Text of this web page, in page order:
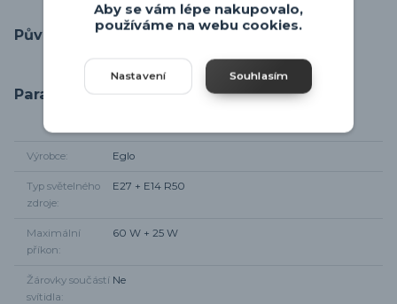
Původ zboží
Parametry
Výrobce Eglo
Typ světelného
zdroje
E27 + E14 R50
Maximální
příkon
60 W + 25 W
Žárovky součástí
svítidla
Ne
Aby se vám lépe nakupovalo,
používáme na webu cookies.
Nastavení Souhlasím